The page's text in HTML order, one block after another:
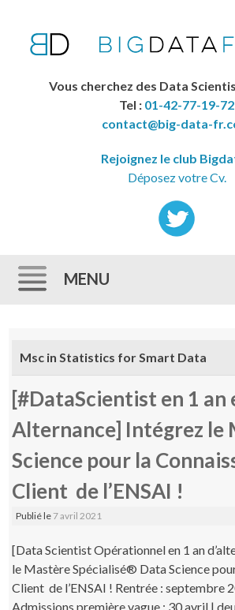
Vous cherchez des Data
Tel : 01-42-77-19-72
contact@big-data-
Rejoignez le club
Déposez votre Cv.
MENU
Msc in Statistics for Smart Data
[#DataScientist en 1 an
Alternance] Intégrez le
Science pour la
Client de l’ENSAI !
Publié le7 avril 2021
[Data Scientist Opérationnel en 1 an
le Mastère Spécialisé® Data Science
Client de l’ENSAI ! Rentrée : septembre
Admissions première vague : 30 avril |